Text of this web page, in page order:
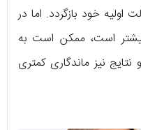
خود بازگردد. اما در
است، ممکن است به
نیز ماندگاری کمتری